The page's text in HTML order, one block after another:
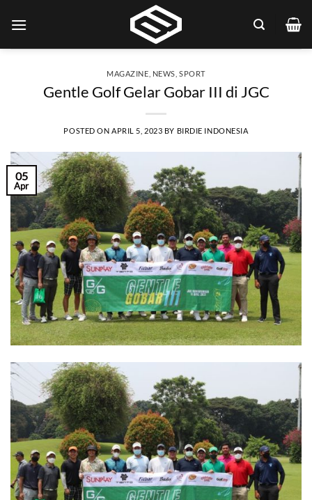
MAGAZINE NEWS ,SPORT
Gentle Golf Gelar Gobar III di JGC
POSTED ON APRIL 5, 2023 BY BIRDIE INDONESIA
05
Apr